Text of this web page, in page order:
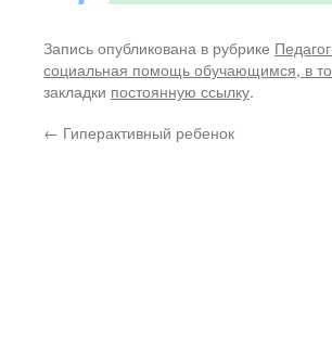
Запись опубликована в рубрике
социальная помощь обучающимся, в
закладки постоянную ссылку.
← Гиперактивный ребенок